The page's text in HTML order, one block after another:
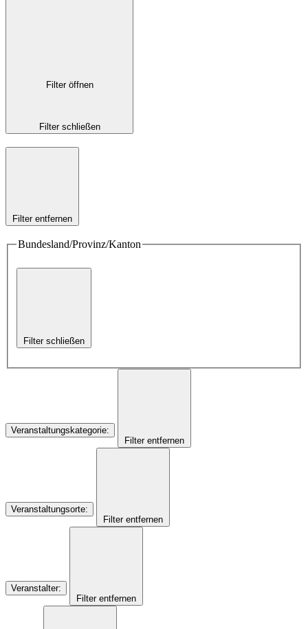
Filter öffnen
Filter schließen
Filter entfernen
Bundesland/Provinz/Kanton
Filter schließen
Veranstaltungskategorie:
Filter entfernen
Veranstaltungsorte:
Filter entfernen
Veranstalter:
Filter entfernen